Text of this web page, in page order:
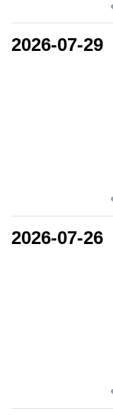
2026-07-29
2026-07-26